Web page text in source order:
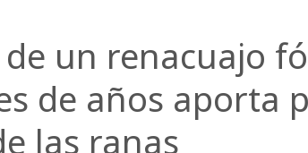
un renacuajo
de años aporta
las ranas